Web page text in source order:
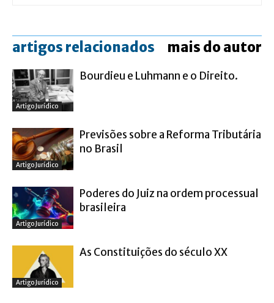
artigos relacionados mais do autor
Artigo Jurídico
Bourdieu e Luhmann e o Direito.
Artigo Jurídico
Previsões sobre a Reforma Tributária
no Brasil
Artigo Jurídico
Poderes do Juiz na ordem processual
brasileira
Artigo Jurídico
As Constituições do século XX